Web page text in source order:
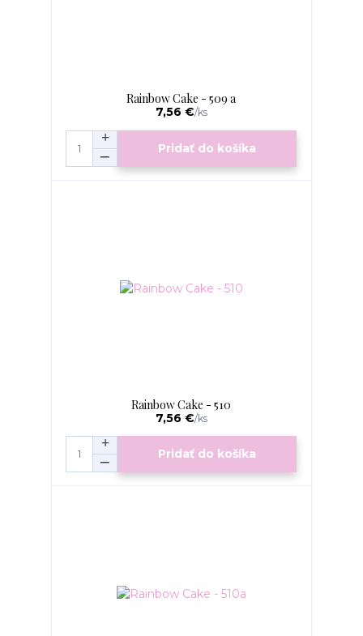
Rainbow Cake - 509 a
7,56 €/ks
Pridať do košíka
Rainbow Cake - 510
7,56 €/ks
Pridať do košíka